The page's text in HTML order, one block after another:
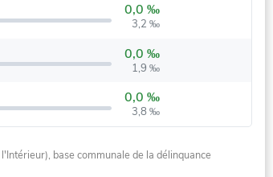
0,0 ‰
3,2 ‰
0,0 ‰
1,9 ‰
0,0 ‰
3,8 ‰
base communale de la délinquance